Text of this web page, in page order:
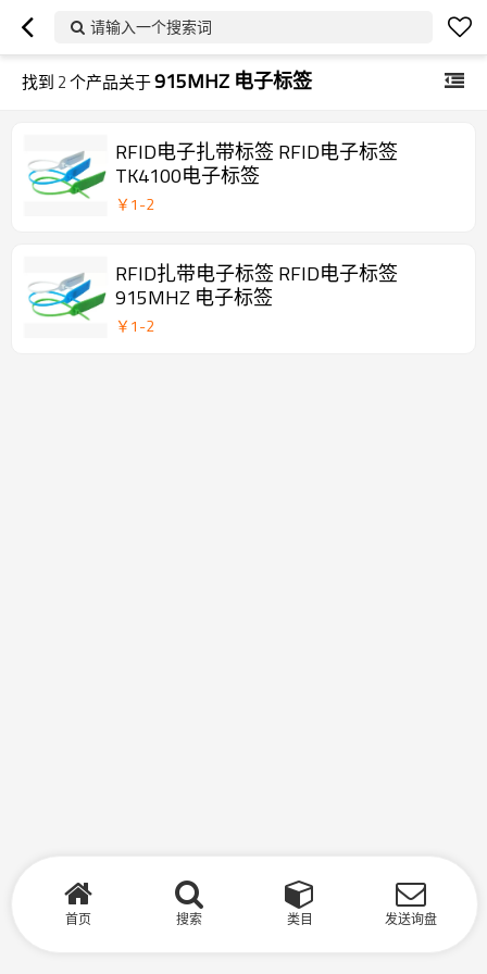
请输入一个搜索词
找到 2个产品关于915MHZ 电子标签
RFID电子扎带标签 RFID电子标签
TK4100电子标签
￥1-2
RFID扎带电子标签 RFID电子标签
915MHZ 电子标签
￥1-2
首页 搜索 类目 发送询盘